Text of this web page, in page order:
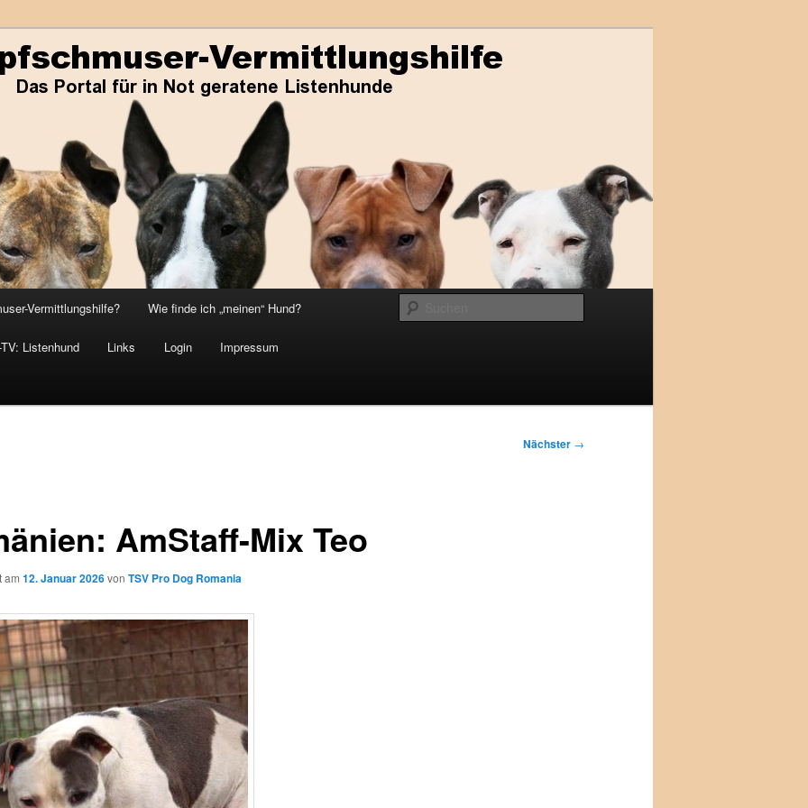
Vermittlungshilfe
Vermittlungshilfe? Wie finde ich „meinen“ Hund?
Listenhund Links Login Impressum
Nächster →
AmStaff-Mix Teo
am 12. Januar 2026von TSV Pro Dog Romania